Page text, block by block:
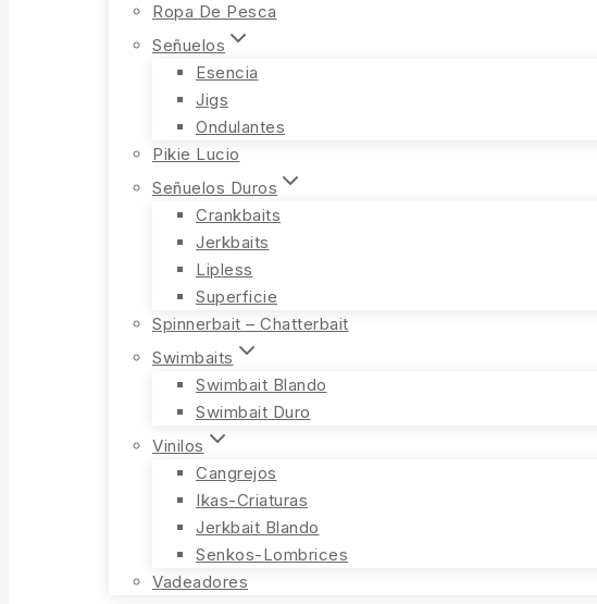
Ropa De Pesca
Señuelos
Esencia
Jigs
Ondulantes
Pikie Lucio
Señuelos Duros
Crankbaits
Jerkbaits
Lipless
Superficie
Spinnerbait – Chatterbait
Swimbaits
Swimbait Blando
Swimbait Duro
Vinilos
Cangrejos
Ikas-Criaturas
Jerkbait Blando
Senkos-Lombrices
Vadeadores